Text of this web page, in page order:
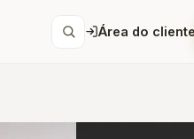
Área do cliente